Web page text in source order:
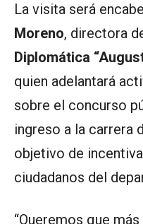
La visita será
Moreno, directora
Diplomática
quien adelantará
sobre el concurso
ingreso a la carrera
objetivo de
ciudadanos del
“Queremos que